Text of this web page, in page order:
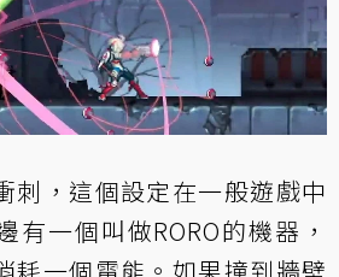
刺，這個設定在一般遊戲中
有一個叫做RORO的機器，